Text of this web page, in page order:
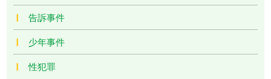
告訴事件
少年事件
性犯罪